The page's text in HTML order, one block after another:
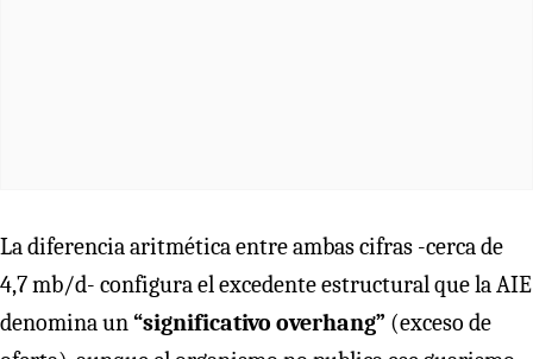
La diferencia aritmética entre ambas cifras -cerca de
4,7 mb/d- configura el excedente estructural que la AIE
denomina un “significativo overhang” (exceso de